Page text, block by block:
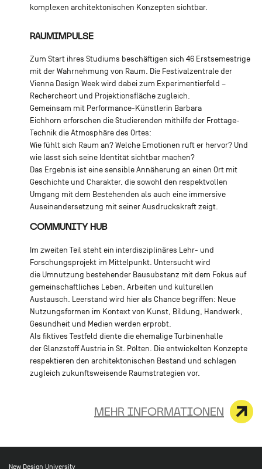
komplexen architektonischen Konzepten sichtbar.
RAUMIMPULSE
Zum Start ihres Studiums beschäftigen sich 46 Erstsemestrige
mit der Wahrnehmung von Raum. Die Festivalzentrale der
Vienna Design Week wird dabei zum Experimentierfeld –
Rechercheort und Projektionsfläche zugleich.
Gemeinsam mit Performance-Künstlerin Barbara
Eichhorn erforschen die Studierenden mithilfe der Frottage-
Technik die Atmosphäre des Ortes:
Wie fühlt sich Raum an? Welche Emotionen ruft er hervor? Und
wie lässt sich seine Identität sichtbar machen?
Das Ergebnis ist eine sensible Annäherung an einen Ort mit
Geschichte und Charakter, die sowohl den respektvollen
Umgang mit dem Bestehenden als auch eine immersive
Auseinandersetzung mit seiner Ausdruckskraft zeigt.
COMMUNITY HUB
Im zweiten Teil steht ein interdisziplinäres Lehr- und
Forschungsprojekt im Mittelpunkt. Untersucht wird
die Umnutzung bestehender Bausubstanz mit dem Fokus auf
gemeinschaftliches Leben, Arbeiten und kulturellen
Austausch. Leerstand wird hier als Chance begriffen: Neue
Nutzungsformen im Kontext von Kunst, Bildung, Handwerk,
Gesundheit und Medien werden erprobt.
Als fiktives Testfeld diente die ehemalige Turbinenhalle
der Glanzstoff Austria in St. Pölten. Die entwickelten Konzepte
respektieren den architektonischen Bestand und schlagen
zugleich zukunftsweisende Raumstrategien vor.
MEHR INFORMATIONEN
New Design University